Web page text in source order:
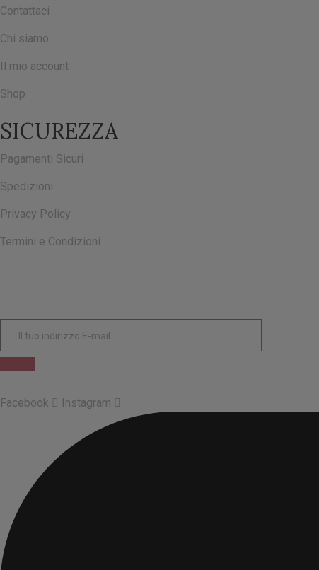
Contattaci
Chi siamo
Il mio account
Shop
SICUREZZA
Pagamenti Sicuri
Spedizioni
Privacy Policy
Termini e Condizioni
Facebook Instagram